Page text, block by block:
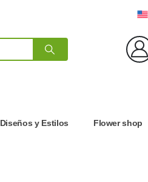
Diseños y Estilos Flower shop